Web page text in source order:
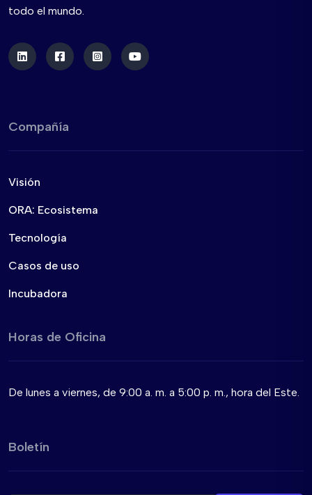
todo el mundo.
Compañía
Visión
ORA: Ecosistema
Tecnología
Casos de uso
Incubadora
Horas de Oficina
De lunes a viernes, de 9:00 a. m. a 5:00 p. m., hora del Este.
Boletín